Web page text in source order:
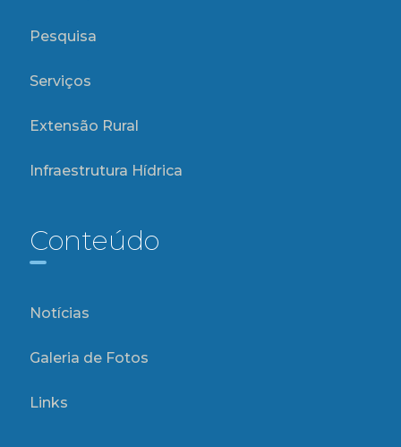
Pesquisa
Serviços
Extensão Rural
Infraestrutura Hídrica
Conteúdo
Notícias
Galeria de Fotos
Links